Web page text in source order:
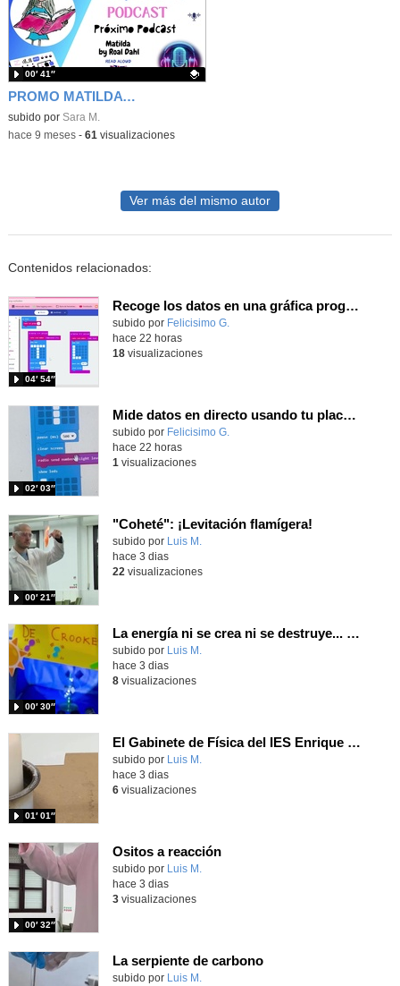
PROMO MATILDA BY ROAL DAHL READ BY YEAR 5
Contenido educativo.
subido por Sara M.
00′ 41″
-hace 9 meses- 61 visualizaciones
Ver más del mismo autor
Contenidos relacionados:
Recoge los datos en una gráfica programando tu placa microbit con MakeCode y conoce la Tª y nivel de luz en este eclipse
Contenido educativo.
subido por Felicisimo G.
04′ 54″
hace 22 horas
18visualizaciones
Mide datos en directo usando tu placa microbit y programando con MakeCode dos placas conectadas por radio
Contenido educativo.
subido por Felicisimo G.
02′ 03″
hace 22 horas
1 visualizaciones
"Coheté": ¡Levitación flamígera!
Contenido educativo.
subido por Luis M.
00′ 21″
hace 3 dias
22 visualizaciones
La energía ni se crea ni se destruye... ¡se experimenta! El Tierno en la Feria Madrid es Ciencia 2026
Contenido educativo.
subido por Luis M.
00′ 30″
hace 3 dias
8visualizaciones
El Gabinete de Física del IES Enrique Tierno Galván de Parla (Curso 25-26)
Contenido educativo.
subido por Luis M.
01′ 01″
hace 3 dias
6visualizaciones
Ositos a reacción
Contenido educativo.
subido por Luis M.
00′ 32″
hace 3 dias
3visualizaciones
La serpiente de carbono
Contenido educativo.
subido por Luis M.